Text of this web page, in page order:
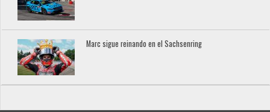
Marc sigue reinando en el Sachsenring